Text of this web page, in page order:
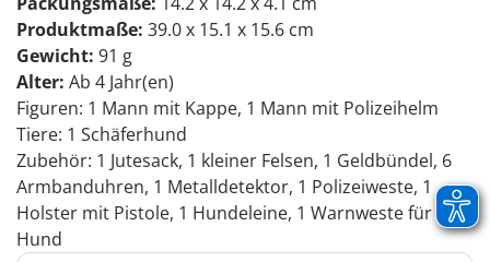
Produktmaße: 39.0 x 15.1 x 15.6 cm
Gewicht: 91 g
Alter: Ab 4 Jahr(en)
Figuren: 1 Mann mit Kappe, 1 Mann mit Polizeihelm
Tiere: 1 Schäferhund
Zubehör: 1 Jutesack, 1 kleiner Felsen, 1 Geldbündel, 6
Armbanduhren, 1 Metalldetektor, 1 Polizeiweste, 1
Holster mit Pistole, 1 Hundeleine, 1 Warnweste für den
Hund